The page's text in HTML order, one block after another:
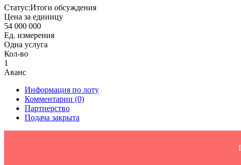
Статус:Итоги обсуждения
Цена за единицу
54 000 000
Ед. измерения
Одна услуга
Кол-во
1
Аванс
Информация по лоту
Комментарии (0)
Партнерство
Подача закрыта